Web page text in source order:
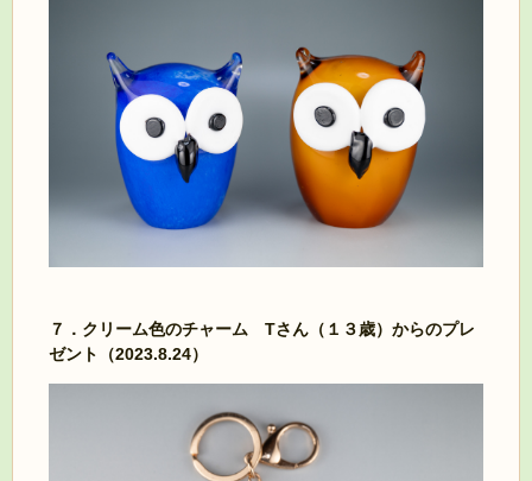
７．クリーム色のチャーム Tさん（１３歳）からのプレ
ゼント（2023.8.24）